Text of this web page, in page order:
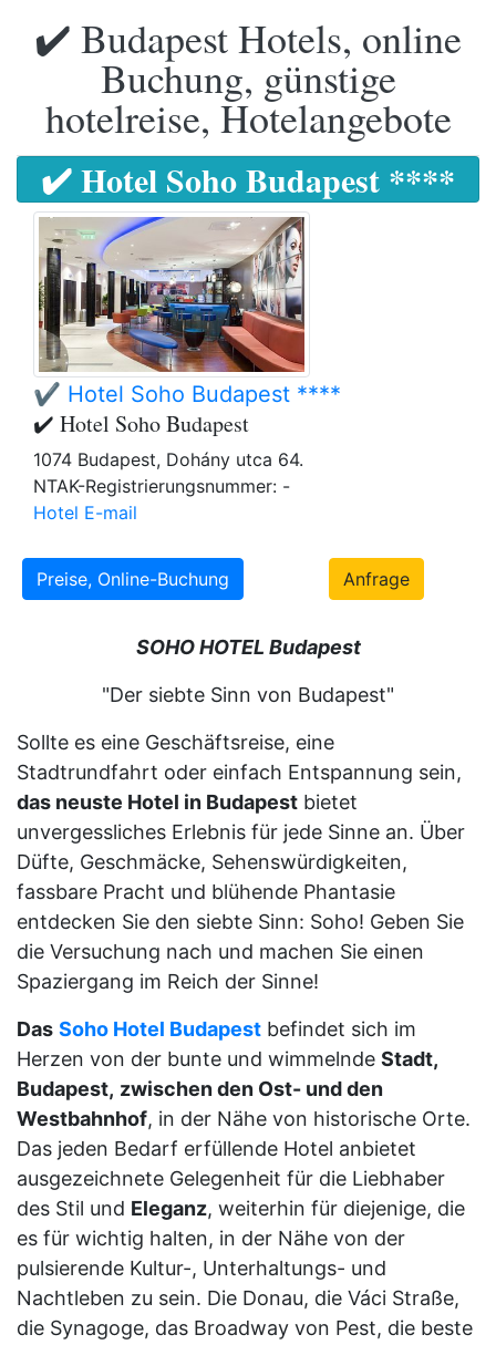
✔️ Budapest Hotels, online
Buchung, günstige
hotelreise, Hotelangebote
✔️ Hotel Soho Budapest ****
✔️ Hotel Soho Budapest ****
✔️ Hotel Soho Budapest
1074 Budapest, Dohány utca 64.
NTAK-Registrierungsnummer: -
Hotel E-mail
Preise, Online-Buchung Anfrage
SOHO HOTEL Budapest
"Der siebte Sinn von Budapest"
Sollte es eine Geschäftsreise, eine
Stadtrundfahrt oder einfach Entspannung sein,
das neuste Hotel in Budapest bietet
unvergessliches Erlebnis für jede Sinne an. Über
Düfte, Geschmäcke, Sehenswürdigkeiten,
fassbare Pracht und blühende Phantasie
entdecken Sie den siebte Sinn: Soho! Geben Sie
die Versuchung nach und machen Sie einen
Spaziergang im Reich der Sinne!
Das Soho Hotel Budapest befindet sich im
Herzen von der bunte und wimmelnde Stadt,
Budapest, zwischen den Ost- und den
Westbahnhof, in der Nähe von historische Orte.
Das jeden Bedarf erfüllende Hotel anbietet
ausgezeichnete Gelegenheit für die Liebhaber
des Stil und Eleganz, weiterhin für diejenige, die
es für wichtig halten, in der Nähe von der
pulsierende Kultur-, Unterhaltungs- und
Nachtleben zu sein. Die Donau, die Váci Straße,
die Synagoge, das Broadway von Pest, die beste